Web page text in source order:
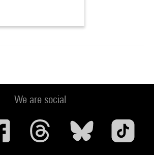
We are social